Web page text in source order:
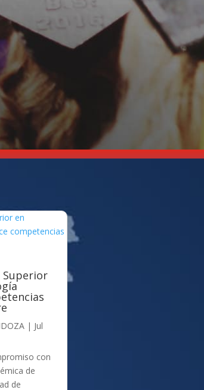
Superior
| Jul
con
de
de